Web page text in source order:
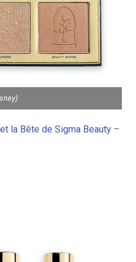
la Bête de Sigma Beauty –